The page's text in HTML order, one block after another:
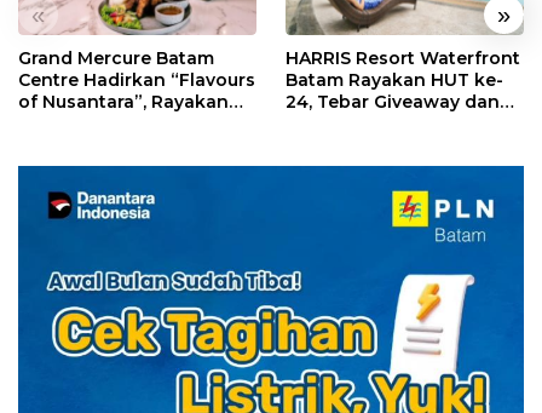
« »
Grand Mercure Batam
Centre Hadirkan “Flavours
of Nusantara”, Rayakan
HARRIS Resort Waterfront
Batam Rayakan HUT ke-
24, Tebar Giveaway dan